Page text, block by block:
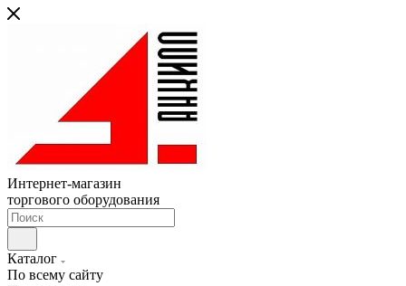
Интернет-магазин
торгового оборудования
Каталог
По всему сайту